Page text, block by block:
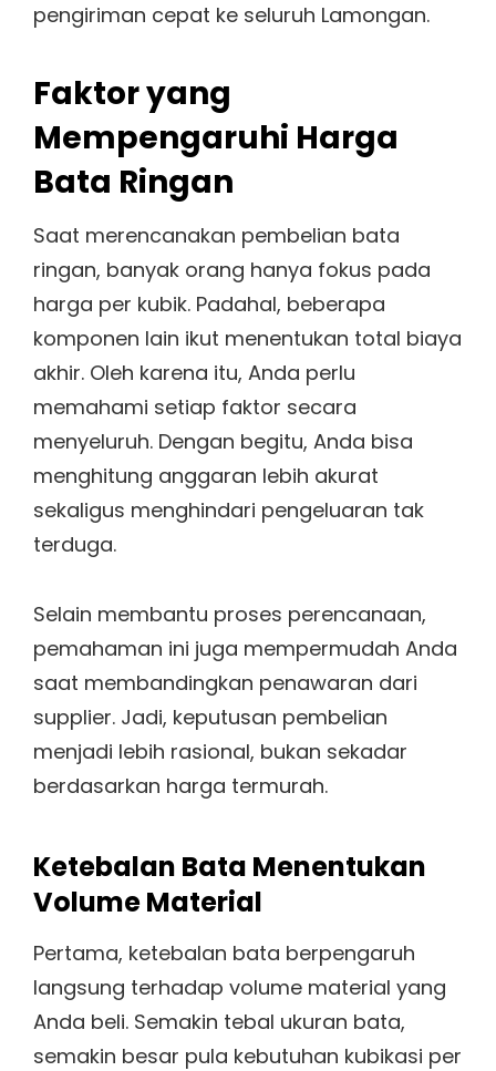
pengiriman cepat ke seluruh Lamongan.
Faktor yang
Mempengaruhi Harga
Bata Ringan
Saat merencanakan pembelian bata
ringan, banyak orang hanya fokus pada
harga per kubik. Padahal, beberapa
komponen lain ikut menentukan total biaya
akhir. Oleh karena itu, Anda perlu
memahami setiap faktor secara
menyeluruh. Dengan begitu, Anda bisa
menghitung anggaran lebih akurat
sekaligus menghindari pengeluaran tak
terduga.
Selain membantu proses perencanaan,
pemahaman ini juga mempermudah Anda
saat membandingkan penawaran dari
supplier. Jadi, keputusan pembelian
menjadi lebih rasional, bukan sekadar
berdasarkan harga termurah.
Ketebalan Bata Menentukan
Volume Material
Pertama, ketebalan bata berpengaruh
langsung terhadap volume material yang
Anda beli. Semakin tebal ukuran bata,
semakin besar pula kebutuhan kubikasi per